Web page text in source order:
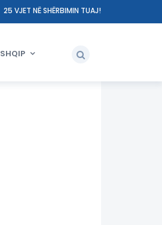
25 VJET NË SHËRBIMIN TUAJ!
SHQIP